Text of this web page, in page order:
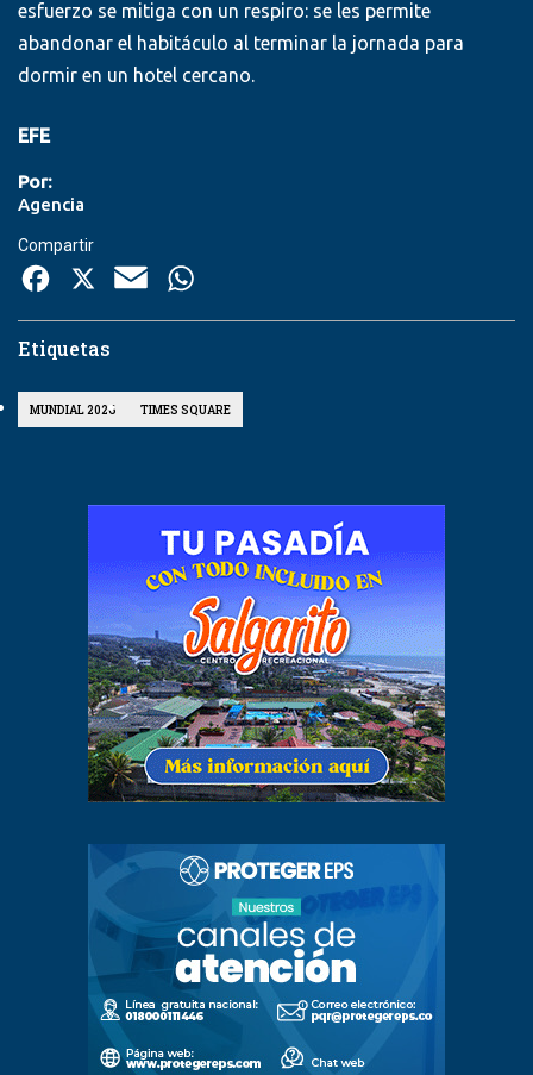
esfuerzo se mitiga con un respiro: se les permite
abandonar el habitáculo al terminar la jornada para
dormir en un hotel cercano.
EFE
Por:
Agencia
Compartir
Facebook
X Email
Etiquetas
MUNDIAL 2026 TIMES SQUARE